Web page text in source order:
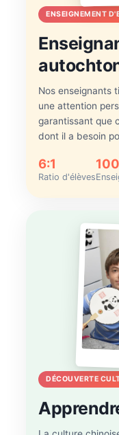
ENSEIGNEMENT
Nos enseignants
une attention
garantissant que
dont il a besoin
6:1
Ratio d'élèves
DÉCOUVERTE